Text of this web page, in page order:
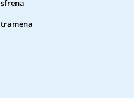
sfrena
tramena